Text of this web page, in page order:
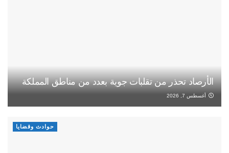
الأرصاد تحذر من تقلبات جوية بعدد من مناطق المملكة
أغسطس 7, 2026
حوادث وقضايا